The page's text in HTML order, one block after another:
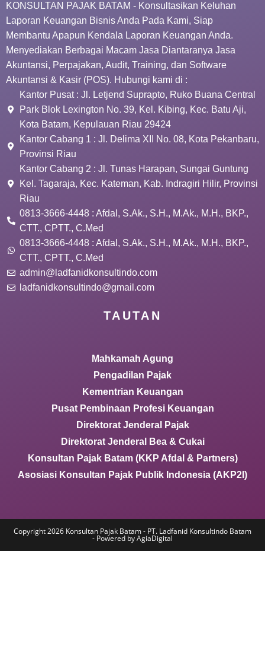
KONSULTAN PAJAK BATAM - Konsultasikan Keluhan
Laporan Keuangan Bisnis Anda Pada Kami, Siap
Membantu Apapun Kendala Laporan Keuangan Anda.
Menyediakan Berbagai Macam Jasa Diantaranya Jasa
Akuntansi, Perpajakan, Audit, Training, dan Software
Akuntansi & Kasir (POS). Hubungi kami di :
Kantor Pusat : Jl. Letjend Suprapto, Ruko Buana Central
Park Blok Lexington No. 39, Kel. Kibing, Kec. Batu Aji,
Kota Batam, Kepulauan Riau 29424
Kantor Cabang 1 : Jl. Delima XII No. 08, Kota Pekanbaru,
Provinsi Riau
Kantor Cabang 2 : Jl. Tunas Harapan, Sungai Guntung
Kel. Tagaraja, Kec. Kateman, Kab. Indragiri Hilir, Provinsi
Riau
0813-3666-4448 : Afdal, S.Ak., S.H., M.Ak., M.H., BKP.,
CTT., CPTT., C.Med
0813-3666-4448 : Afdal, S.Ak., S.H., M.Ak., M.H., BKP.,
CTT., CPTT., C.Med
admin@ladfanidkonsultindo.com
ladfanidkonsultindo@gmail.com
TAUTAN
Mahkamah Agung
Pengadilan Pajak
Kementrian Keuangan
Pusat Pembinaan Profesi Keuangan
Direktorat Jenderal Pajak
Direktorat Jenderal Bea & Cukai
Konsultan Pajak Batam (KKP Afdal & Partners)
Asosiasi Konsultan Pajak Publik Indonesia (AKP2I)
Copyright 2026 Konsultan Pajak Batam - PT. Ladfanid Konsultindo Batam
- Powered by AgiaDigital